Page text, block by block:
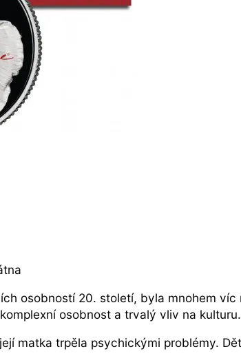
osobností 20. století, byla mnohem
osobnost a trvalý vliv na kulturu.
matka trpěla psychickými problémy.